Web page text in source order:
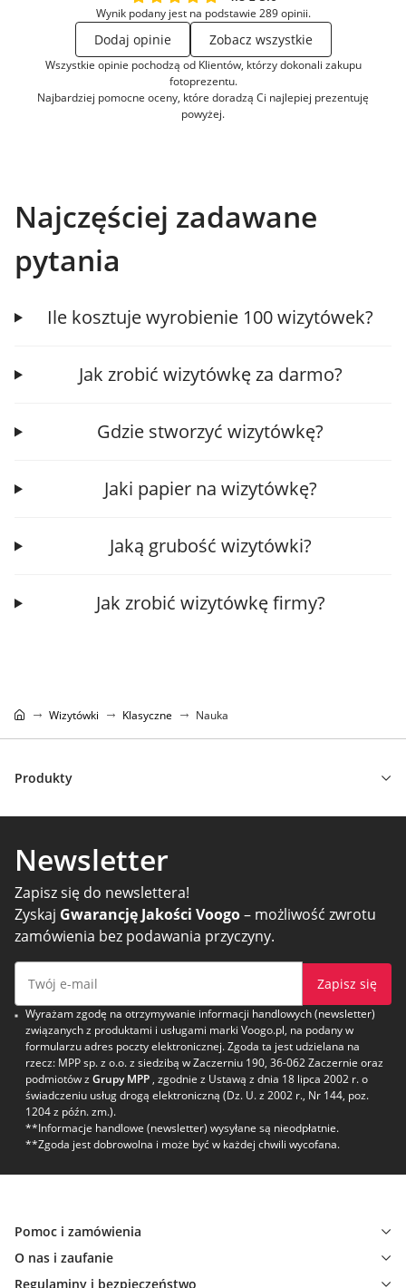
Wynik podany jest na podstawie 289 opinii.
Dodaj opinie Zobacz wszystkie
Wszystkie opinie pochodzą od Klientów, którzy dokonali zakupu
fotoprezentu.
Najbardziej pomocne oceny, które doradzą Ci najlepiej prezentuję
powyżej.
Najczęściej zadawane
pytania
Ile kosztuje wyrobienie 100 wizytówek?
Jak zrobić wizytówkę za darmo?
Gdzie stworzyć wizytówkę?
Jaki papier na wizytówkę?
Jaką grubość wizytówki?
Jak zrobić wizytówkę firmy?
Wizytówki Klasyczne Nauka
Produkty
Newsletter
Zapisz się do newslettera!
Zyskaj Gwarancję Jakości Voogo– możliwość zwrotu
zamówienia bez podawania przyczyny.
Zapisz się
Wyrażam zgodę na otrzymywanie informacji handlowych (newsletter)
związanych z produktami i usługami marki Voogo.pl, na podany w
formularzu adres poczty elektronicznej. Zgoda ta jest udzielana na
rzecz: MPP sp. z o.o. z siedzibą w Zaczerniu 190, 36-062 Zaczernie oraz
podmiotów z Grupy MPP , zgodnie z Ustawą z dnia 18 lipca 2002 r. o
świadczeniu usług drogą elektroniczną (Dz. U. z 2002 r., Nr 144, poz.
1204 z późn. zm.).
**Informacje handlowe (newsletter) wysyłane są nieodpłatnie.
**Zgoda jest dobrowolna i może być w każdej chwili wycofana.
Pomoc i zamówienia
O nas i zaufanie
Regulaminy i bezpieczeństwo